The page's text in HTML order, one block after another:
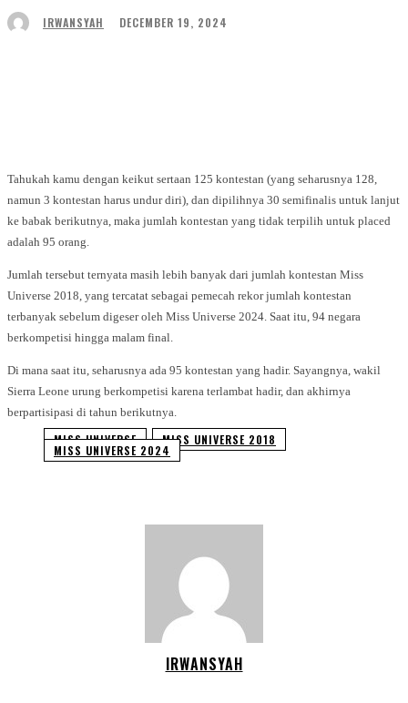
IRWANSYAH DECEMBER 19, 2024
Tahukah kamu dengan keikut sertaan 125 kontestan (yang seharusnya 128,
namun 3 kontestan harus undur diri), dan dipilihnya 30 semifinalis untuk lanjut
ke babak berikutnya, maka jumlah kontestan yang tidak terpilih untuk placed
adalah 95 orang.
Jumlah tersebut ternyata masih lebih banyak dari jumlah kontestan Miss
Universe 2018, yang tercatat sebagai pemecah rekor jumlah kontestan
terbanyak sebelum digeser oleh Miss Universe 2024. Saat itu, 94 negara
berkompetisi hingga malam final.
Di mana saat itu, seharusnya ada 95 kontestan yang hadir. Sayangnya, wakil
Sierra Leone urung berkompetisi karena terlambat hadir, dan akhirnya
berpartisipasi di tahun berikutnya.
MISS UNIVERSE MISS UNIVERSE 2018
MISS UNIVERSE 2024
IRWANSYAH